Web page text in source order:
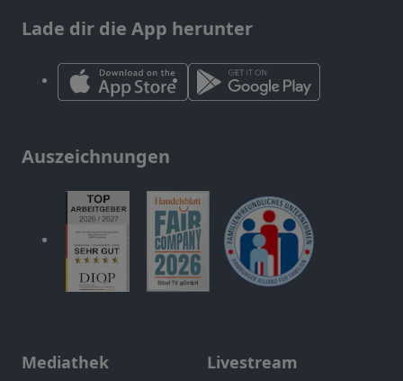
Lade dir die App herunter
Auszeichnungen
Mediathek Livestream